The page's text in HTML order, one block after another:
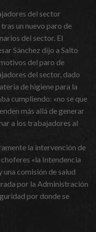
del sector
un nuevo paro de
del sector. El
Sánchez dijo a Salto
del paro de
del sector, dado
de higiene para la
cumpliendo: «no se que
más allá de generar
a los trabajadores al
la intervención de
«la Intendencia
comisión de salud
por la Administración
por donde se